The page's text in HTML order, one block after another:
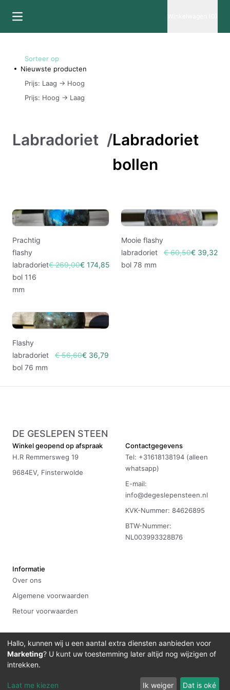
Sorteer op
Nieuwste producten
Prijs: Laag -> Hoog
Prijs: Hoog -> Laag
Labradoriet /Labradoriet
bollen
Prachtig
flashy
labradoriet
bol 116
mm
€ 269,00€ 174,85
Mooie flashy
labradoriet
bol 78 mm
€ 60,50€ 39,32
Flashy
labradoriet
bol 76 mm
€ 56,60€ 36,79
DE GESLEPEN STEEN
Winkel geopend op afspraak
H.R Remmersweg 19
9684EV, Finsterwolde
Contactgegevens
Tel: +31618138194 (alleen
whatsapp)
E-mail:
info@degeslepensteen.nl
KVK-Nummer: 84626895
BTW-Nummer:
NL003993328B76
Informatie
Over ons
Algemene voorwaarden
Retour voorwaarden
©2026De Geslepen Steen
Hallo, kunnen wij u een aantal extra diensten aanbieden voor
Marketing? U kunt uw toestemming later altijd nog wijzigen of
intrekken.
Laat me kiezen Ik weiger Dat is oké